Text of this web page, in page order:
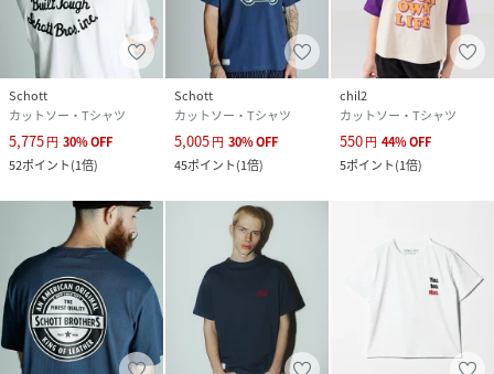
Schott
カットソー・Tシャツ
5,775円 30%OFF
52ポイント(1倍)
Schott
カットソー・Tシャツ
5,005円 30%OFF
45ポイント(1倍)
chil2
カットソー・Tシャツ
550円 44%OFF
5ポイント(1倍)